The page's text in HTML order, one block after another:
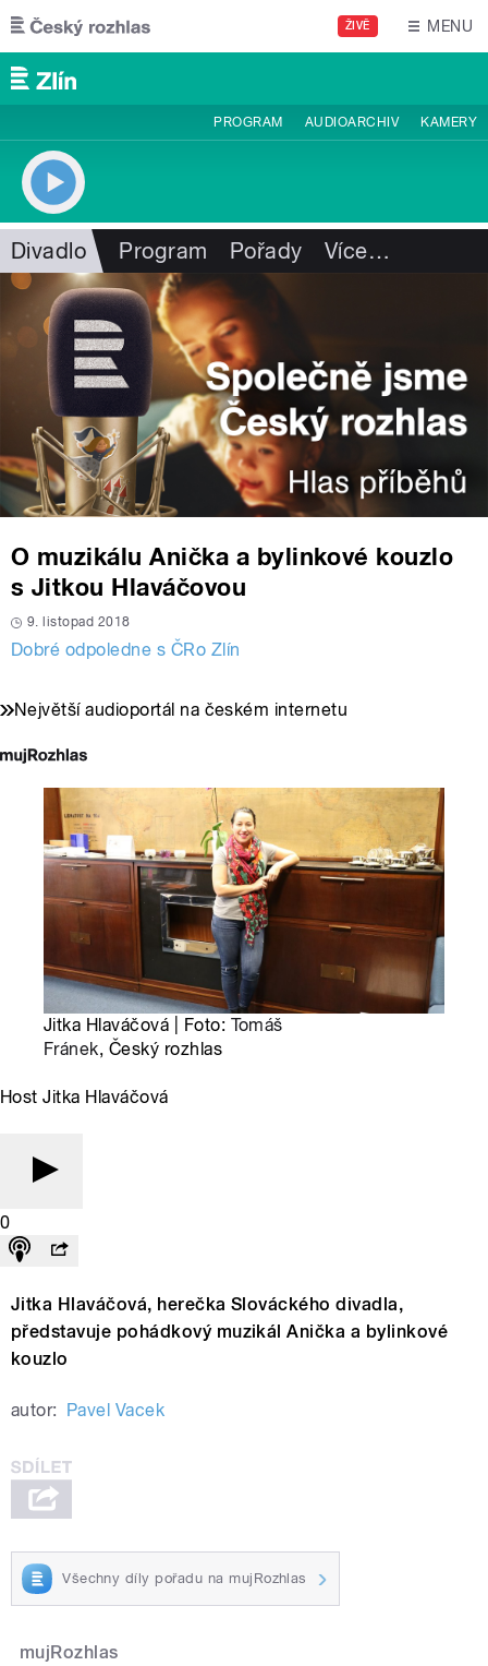
Přejít k hlavnímu obsahu
ŽIVĚ MENU
PROGRAM AUDIOARCHIV KAMERY
Divadlo Program Pořady Více…
O muzikálu Anička a bylinkové kouzlo
s Jitkou Hlaváčovou
9. listopad 2018
Dobré odpoledne s ČRo Zlín
Největší audioportál na českém internetu
Jitka Hlaváčová | Foto: Tomáš
Fránek, Český rozhlas
Host Jitka Hlaváčová
0
Jitka Hlaváčová, herečka Slováckého divadla,
představuje pohádkový muzikál Anička a bylinkové
kouzlo
autor: Pavel Vacek
Všechny díly pořadu na mujRozhlas
mujRozhlas